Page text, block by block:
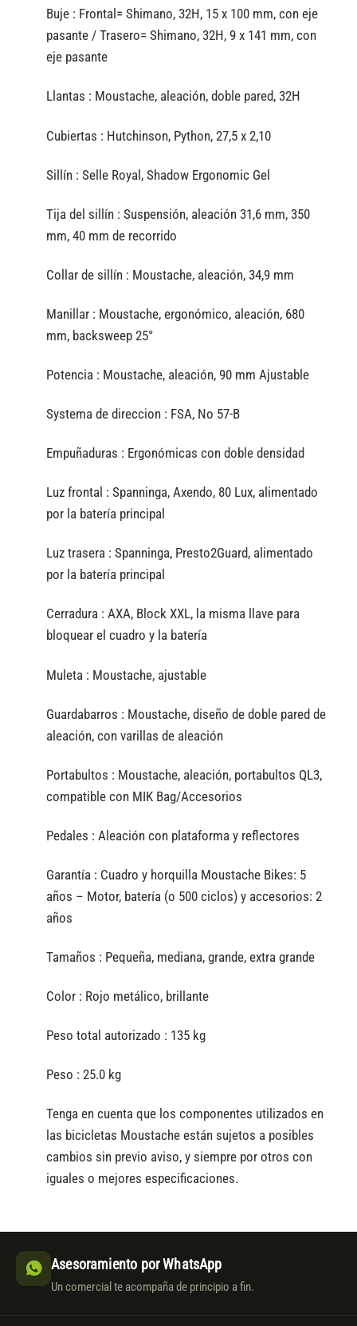
Buje : Frontal= Shimano, 32H, 15 x 100 mm, con eje
pasante / Trasero= Shimano, 32H, 9 x 141 mm, con
eje pasante
Llantas : Moustache, aleación, doble pared, 32H
Cubiertas : Hutchinson, Python, 27,5 x 2,10
Sillín :Selle Royal, Shadow Ergonomic Gel
Tija del sillín :Suspensión, aleación 31,6 mm, 350
mm, 40 mm de recorrido
Collar de sillín : Moustache, aleación, 34,9 mm
Manillar : Moustache, ergonómico, aleación, 680
mm, backsweep 25°
Potencia : Moustache, aleación, 90 mm Ajustable
Systema de direccion : FSA, No 57-B
Empuñaduras : Ergonómicas con doble densidad
Luz frontal :Spanninga, Axendo, 80 Lux, alimentado
por la batería principal
Luz trasera :Spanninga, Presto2Guard, alimentado
por la batería principal
Cerradura :AXA, Block XXL, la misma llave para
bloquear el cuadro y la batería
Muleta : Moustache, ajustable
Guardabarros : Moustache, diseño de doble pared de
aleación, con varillas de aleación
Portabultos : Moustache, aleación, portabultos QL3,
compatible con MIK Bag/Accesorios
Pedales :Aleación con plataforma y reflectores
Garantía : Cuadro y horquilla Moustache Bikes: 5
años – Motor, batería (o 500 ciclos) y accesorios: 2
años
Tamaños : Pequeña, mediana, grande, extra grande
Color : Rojo metálico, brillante
Peso total autorizado : 135 kg
Peso :25.0 kg
Tenga en cuenta que los componentes utilizados en
las bicicletas Moustache están sujetos a posibles
cambios sin previo aviso, y siempre por otros con
iguales o mejores especificaciones.
Asesoramiento por WhatsApp
Un comercial te acompaña de principio a fin.